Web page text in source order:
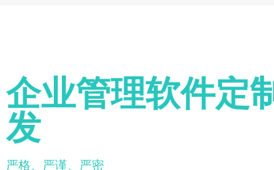
企业管理软件定
发
严格、严谨、严密